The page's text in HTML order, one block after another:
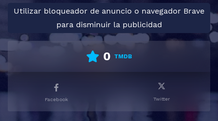
Utilizar bloqueador de anuncio o navegador Brave
para disminuir la publicidad
0 TMDB
Facebook Twitter